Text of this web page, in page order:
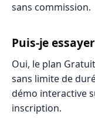
sans commission.
Puis-je
Oui, le plan
sans limite de
démo interactive
inscription.